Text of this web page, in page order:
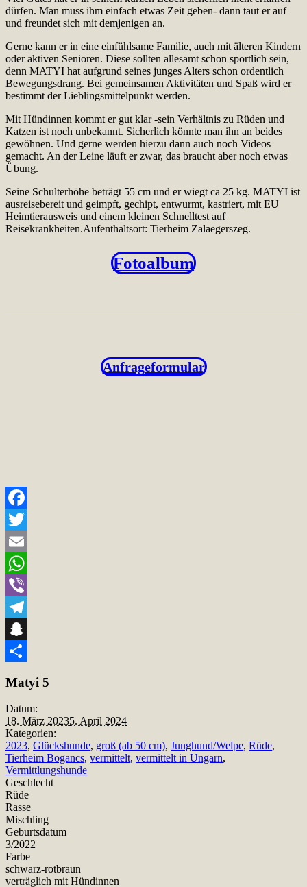
dürfen. Man muss ihm einfach etwas Zeit geben- dann taut er auf
und freundet sich mit demjenigen an.
Gerne kann er in eine einfühlsame Familie, auch mit älteren Kindern
oder aktiven Senioren. Diese sollten allesamt schon sportlich sein,
denn MATYI hat aufgrund seines junges Alters schon ordentlich
Bewegungsdrang. Bei gemeinsamen Aktivitäten und Spaß wird er
bestimmt der Lieblingsmittelpunkt werden.
Mit Hündinnen kommt er gut klar -sein Verhältnis zu Rüden und
Katzen ist noch unbekannt. Sicherlich könnte man ihn an beides
gewöhnen. Und gerne werden hierzu dann auch noch Videos
gemacht. An der Leine läuft er zwar, das braucht aber noch etwas
Übung.
Seine Schulterhöhe beträgt 55 cm und er wiegt ca 25 kg. MATYI ist
ausreisebereit und geimpft, gechipt, entwurmt, kastriert, mit EU
Heimtierausweis und einem kleinen Schnelltest auf
Reisekrankheiten.Aufenthaltsort: Tierheim Zalaegerszeg.
Fotoalbum
Anfrageformular
Facebook
Twitter
Email
WhatsApp
Viber
Telegram
Snapchat
Matyi 5
Datum:
18. März 20235. April 2024
Kategorien:
2023, Glückshunde, groß (ab 50 cm), Junghund/Welpe, Rüde,
Tierheim Bogancs, vermittelt, vermittelt in Ungarn,
Vermittlungshunde
Geschlecht
Rüde
Rasse
Mischling
Geburtsdatum
3/2022
Farbe
schwarz-rotbraun
verträglich mit Hündinnen